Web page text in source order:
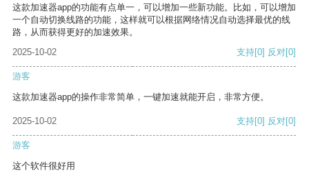
这款加速器app的功能有点单一，可以增加一些新功能。比如，可以增加
一个自动切换线路的功能，这样就可以根据网络情况自动选择最优的线
路，从而获得更好的加速效果。
2025-10-02
支持[0] 反对[0]
游客
这款加速器app的操作非常简单，一键加速就能开启，非常方便。
2025-10-02 支持[0] 反对[0]
游客
这个软件很好用